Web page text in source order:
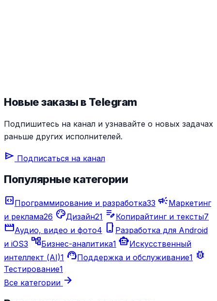
Новые заказы в Telegram
Подпишитесь на канал и узнавайте о новых задачах
раньше других исполнителей.
send Подписаться на канал
Популярные категории
code_blocksПрограммирование и разработка33 campaignМаркетинг
и реклама26 paletteДизайн21 edit_noteКопирайтинг и тексты7
movie_creationАудио, видео и фото4 phone_iphone Разработка для Android
и iOS3 account_treeБизнес-аналитика1 smart_toyИскусственный
интеллект (AI)1 support_agentПоддержка и обслуживание1 bug_report
Тестирование1
Все категории arrow_forward